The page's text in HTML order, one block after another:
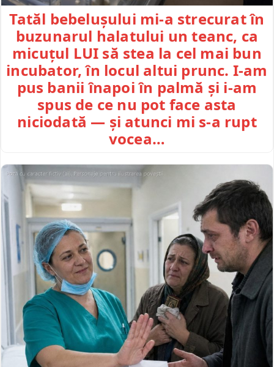
Tatăl bebelușului mi-a strecurat în
buzunarul halatului un teanc, ca
micuțul LUI să stea la cel mai bun
incubator, în locul altui prunc. I-am
pus banii înapoi în palmă și i-am
spus de ce nu pot face asta
niciodată — și atunci mi s-a rupt
vocea…